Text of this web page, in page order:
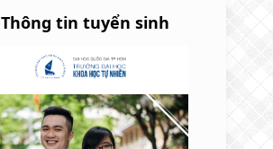
Thông tin tuyển sinh